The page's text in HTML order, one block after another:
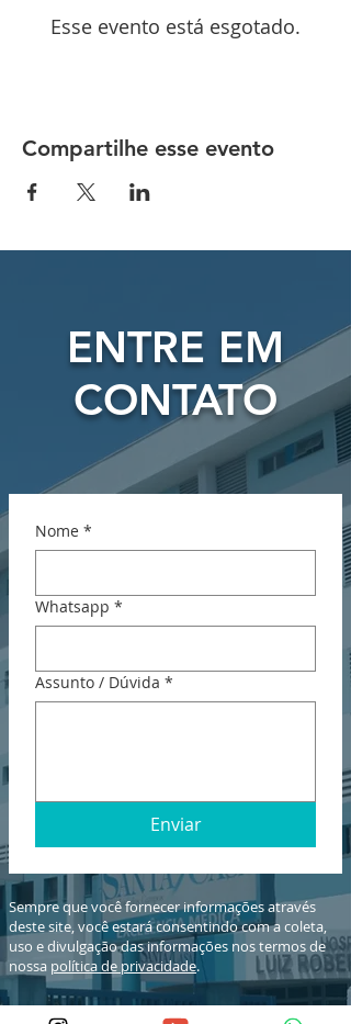
Esse evento está esgotado.
Compartilhe esse evento
ENTRE EM
CONTATO
Nome *
Whatsapp *
Assunto / Dúvida *
Enviar
Sempre que você fornecer informações através
deste site, você estará consentindo com a coleta,
uso e divulgação das informações nos termos de
nossa política de privacidade.